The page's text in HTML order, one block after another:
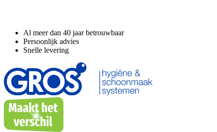
Al meer dan 40 jaar betrouwbaar
Persoonlijk advies
Snelle levering